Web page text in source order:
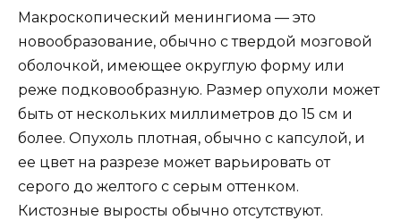
Макроскопический менингиома — это
новообразование, обычно с твердой мозговой
оболочкой, имеющее округлую форму или
реже подковообразную. Размер опухоли может
быть от нескольких миллиметров до 15 см и
более. Опухоль плотная, обычно с капсулой, и
ее цвет на разрезе может варьировать от
серого до желтого с серым оттенком.
Кистозные выросты обычно отсутствуют.